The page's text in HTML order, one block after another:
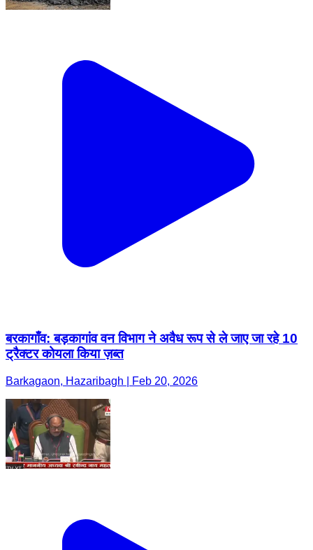
बरकागाँव: बड़कागांव वन विभाग ने अवैध रूप से ले जाए जा रहे 10
ट्रैक्टर कोयला किया ज़ब्त
Barkagaon, Hazaribagh | Feb 20, 2026